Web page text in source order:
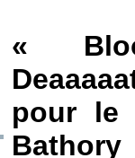
«
pour le